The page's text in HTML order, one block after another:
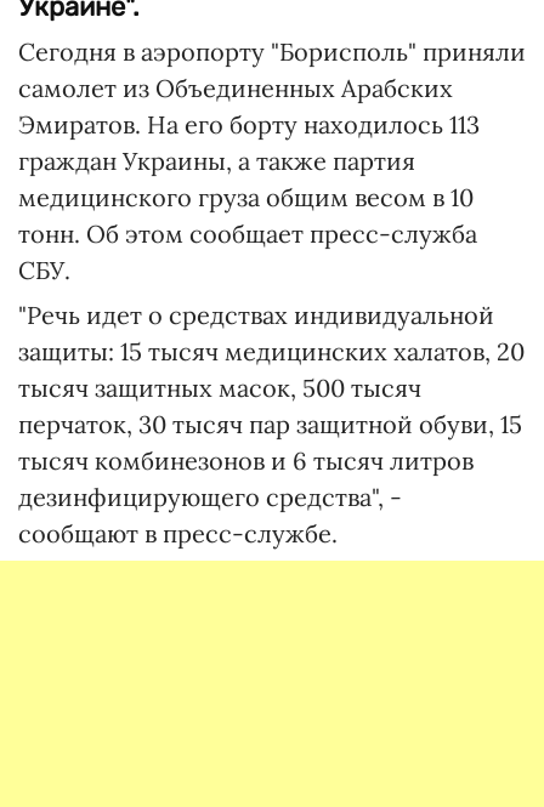
Украине".
Сегодня в аэропорту "Борисполь" приняли
самолет из Объединенных Арабских
Эмиратов. На его борту находилось 113
граждан Украины, а также партия
медицинского груза общим весом в 10
тонн. Об этом сообщает пресс-служба
СБУ.
"Речь идет о средствах индивидуальной
защиты: 15 тысяч медицинских халатов, 20
тысяч защитных масок, 500 тысяч
перчаток, 30 тысяч пар защитной обуви, 15
тысяч комбинезонов и 6 тысяч литров
дезинфицирующего средства", -
сообщают в пресс-службе.